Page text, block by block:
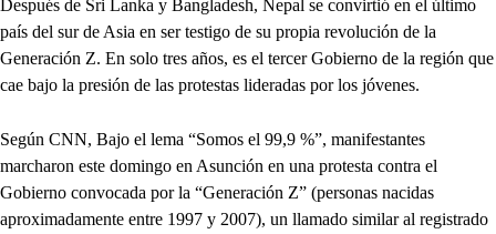
Después de Sri Lanka y Bangladesh, Nepal se convirtió en el último
país del sur de Asia en ser testigo de su propia revolución de la
Generación Z. En solo tres años, es el tercer Gobierno de la región que
cae bajo la presión de las protestas lideradas por los jóvenes.
Según CNN, Bajo el lema “Somos el 99,9 %”, manifestantes
marcharon este domingo en Asunción en una protesta contra el
Gobierno convocada por la “Generación Z” (personas nacidas
aproximadamente entre 1997 y 2007), un llamado similar al registrado